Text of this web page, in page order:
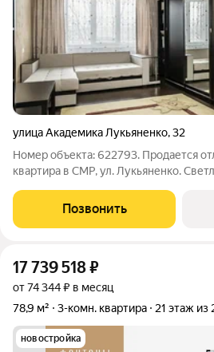
улица Академика Лукьяненко,32
Номер объекта: 622793. Продается
квартира в СМР, ул. Лукьяненко.
раздельный, балкон застеклен. На
плитка на кухне. Ванна и
Позвонить
17 739 518₽
от 74 344 ₽ в месяц
78,9 м²
3-комн. квартира 21 этаж из
новостройка